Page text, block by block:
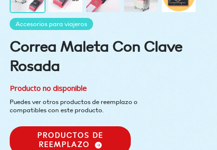
Accesorios para viajeros
Correa Maleta Con Clave
Rosada
Producto no disponible
Puedes ver otros productos de reemplazo o
compatibles con este producto.
PRODUCTOS DE
REEMPLAZO